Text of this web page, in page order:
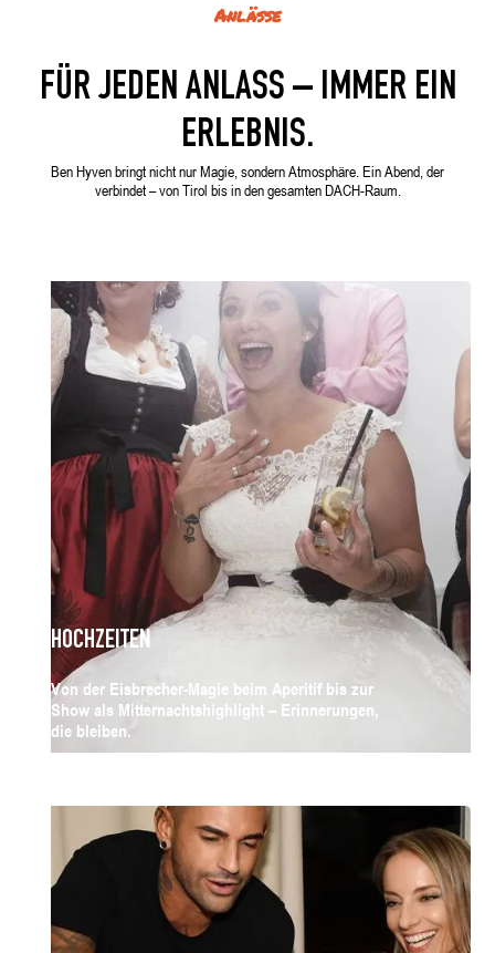
Anlässe
FÜR JEDEN ANLASS – IMMER EIN
ERLEBNIS.
Ben Hyven bringt nicht nur Magie, sondern Atmosphäre. Ein Abend, der
verbindet – von Tirol bis in den gesamten DACH-Raum.
HOCHZEITEN
Von der Eisbrecher-Magie beim Aperitif bis zur
Show als Mitternachtshighlight – Erinnerungen,
die bleiben.